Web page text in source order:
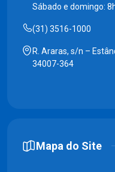
Sábado e domingo:
(31) 3516-1000
R. Araras, s/n –
34007-364
Mapa do Site